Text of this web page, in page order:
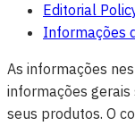
Editorial
Informações
As informações
informações gerais
seus produtos. O